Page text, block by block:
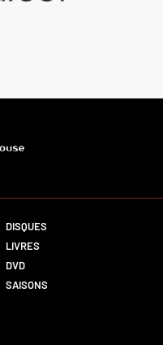
DISQUES
LIVRES
DVD
SAISONS